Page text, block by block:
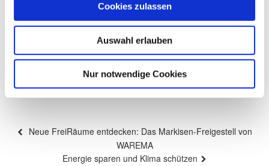
Cookies zulassen
Auswahl erlauben
Nur notwendige Cookies
Vorheriger
Neue FreiRäume entdecken: Das Markisen-Freigestell von
WAREMA
Nächster
Energie sparen und Klima schützen